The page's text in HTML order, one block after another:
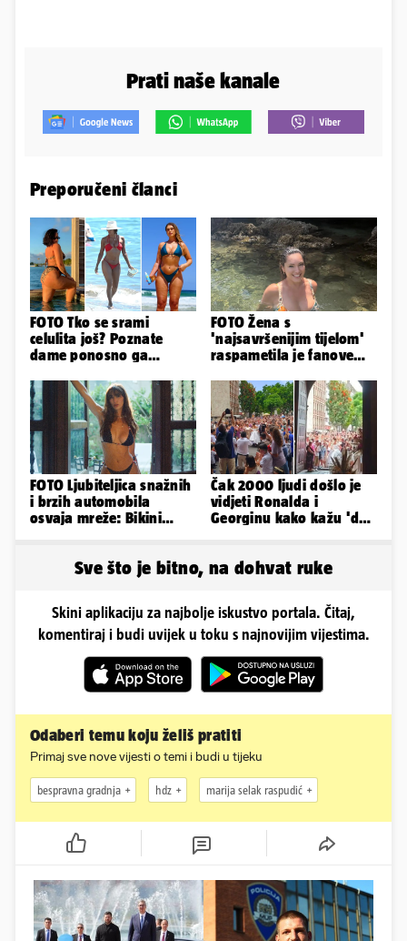
Prati naše kanale
Preporučeni članci
FOTO Tko se srami
celulita još? Poznate
dame ponosno ga
obline
FOTO Žena s
'najsavršenijim tijelom'
raspametila je fanove
plićaka
FOTO Ljubiteljica snažnih
i brzih automobila
osvaja mreže: Bikini
Čak 2000 ljudi došlo je
vidjeti Ronalda i
Georginu kako kažu 'da'.
Sve što je bitno, na dohvat ruke
Skini aplikaciju za najbolje iskustvo portala. Čitaj,
komentiraj i budi uvijek u toku s najnovijim vijestima.
Odaberi temu koju želiš pratiti
Primaj sve nove vijesti o temi i budi u tijeku
bespravna gradnja hdz marija selak raspudić